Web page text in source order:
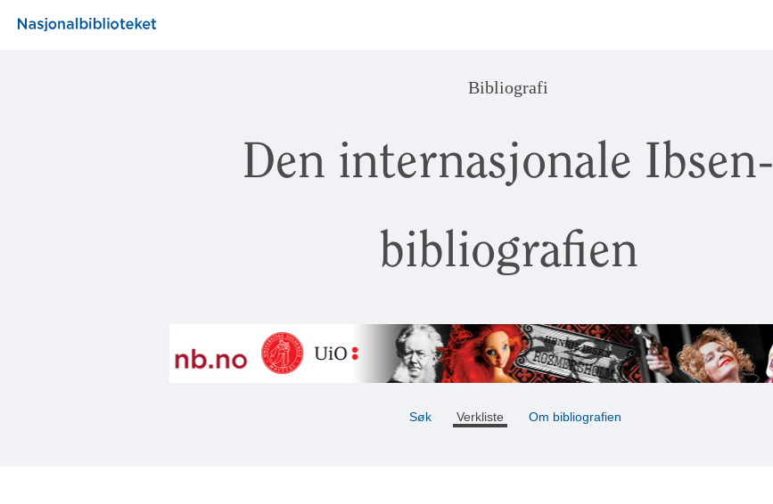
Bibliografi
Den internasjonale Ibsen-
bibliografien
Søk Verkliste Om bibliografien